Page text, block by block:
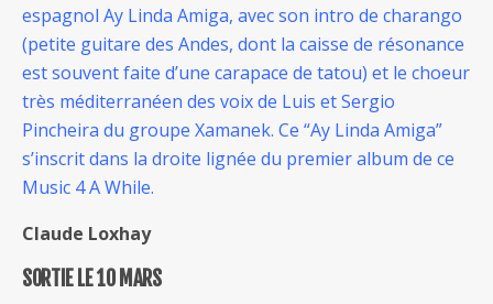
espagnol Ay Linda Amiga, avec son intro de charango
(petite guitare des Andes, dont la caisse de résonance
est souvent faite d’une carapace de tatou) et le choeur
très méditerranéen des voix de Luis et Sergio
Pincheira du groupe Xamanek. Ce “Ay Linda Amiga”
s’inscrit dans la droite lignée du premier album de ce
Music 4 A While.
Claude Loxhay
SORTIE LE 10 MARS